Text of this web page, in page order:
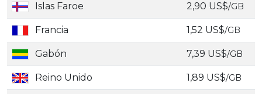
Islas Faroe 2,90 US$/GB
Francia 1,52 US$/GB
Gabón 7,39 US$/GB
Reino Unido 1,89 US$/GB